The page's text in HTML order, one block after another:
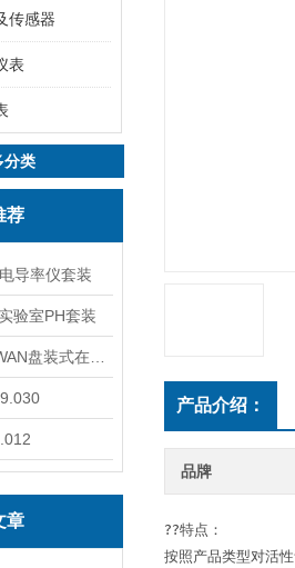
传感器
表
分类
荐
导率仪套装
验室PH套装
章
产品介绍：
品牌
??特点：
按照产品类型对活